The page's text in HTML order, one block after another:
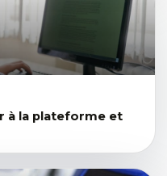
à la plateforme et